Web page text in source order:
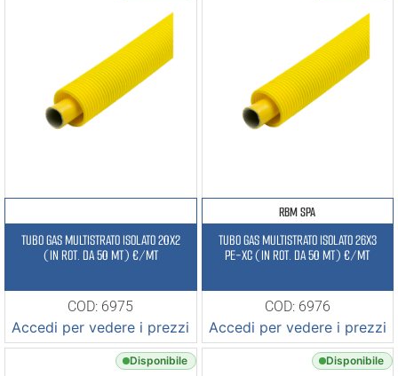
TUBO GAS MULTISTRATO ISOLATO 20X2
(IN ROT. DA 50 MT) €/MT
COD: 6975
Accedi per vedere i prezzi
RBM SPA
TUBO GAS MULTISTRATO ISOLATO 26X3
PE-XC (IN ROT. DA 50 MT) €/MT
COD: 6976
Accedi per vedere i prezzi
Disponibile Disponibile